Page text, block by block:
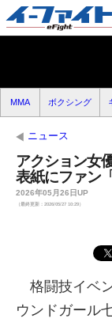
MMA ボクシング
ニュース
アクション女
表紙にファン
2026年05月26日UP
（最終更新：2026/05/27 10:29）
格闘技イベ
ウンドガール